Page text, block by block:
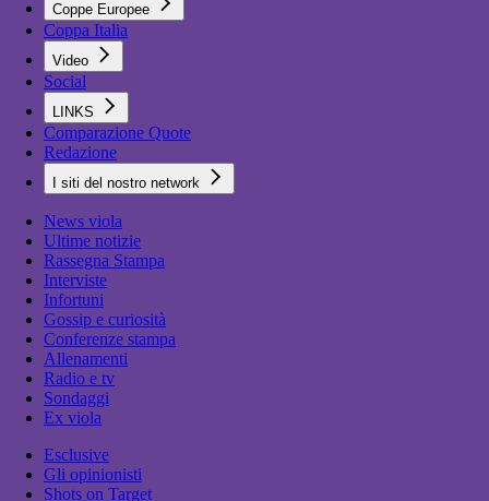
Coppe Europee
Coppa Italia
Video
Social
LINKS
Comparazione Quote
Redazione
I siti del nostro network
News viola
Ultime notizie
Rassegna Stampa
Interviste
Infortuni
Gossip e curiosità
Conferenze stampa
Allenamenti
Radio e tv
Sondaggi
Ex viola
Esclusive
Gli opinionisti
Shots on Target